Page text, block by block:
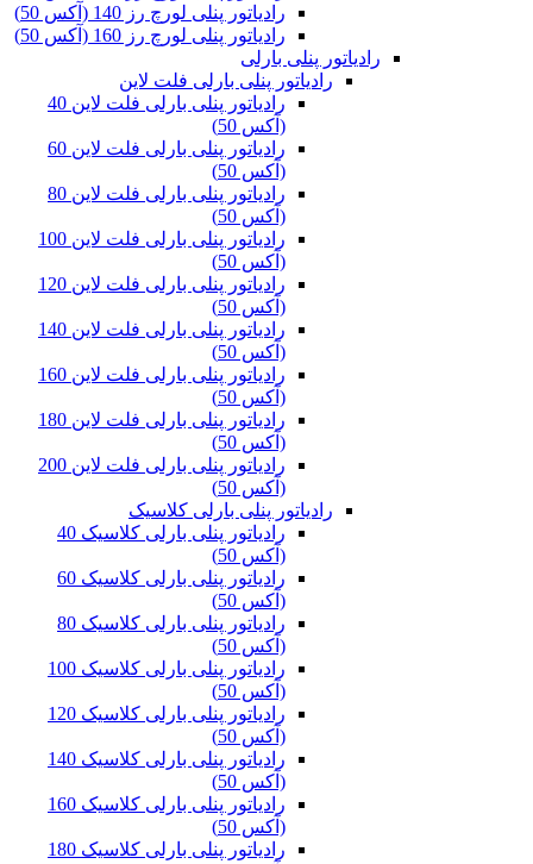
رادیاتور پنلی لورچ رز 140 (آکس 50)
رادیاتور پنلی لورچ رز 160 (آکس 50)
رادیاتور پنلی بارلی
رادیاتور پنلی بارلی فلت لاین
رادیاتور پنلی بارلی فلت لاین 40
(آکس 50)
رادیاتور پنلی بارلی فلت لاین 60
(آکس 50)
رادیاتور پنلی بارلی فلت لاین 80
(آکس 50)
رادیاتور پنلی بارلی فلت لاین 100
(آکس 50)
رادیاتور پنلی بارلی فلت لاین 120
(آکس 50)
رادیاتور پنلی بارلی فلت لاین 140
(آکس 50)
رادیاتور پنلی بارلی فلت لاین 160
(آکس 50)
رادیاتور پنلی بارلی فلت لاین 180
(آکس 50)
رادیاتور پنلی بارلی فلت لاین 200
(آکس 50)
رادیاتور پنلی بارلی کلاسیک
رادیاتور پنلی بارلی کلاسیک 40
(آکس 50)
رادیاتور پنلی بارلی کلاسیک 60
(آکس 50)
رادیاتور پنلی بارلی کلاسیک 80
(آکس 50)
رادیاتور پنلی بارلی کلاسیک 100
(آکس 50)
رادیاتور پنلی بارلی کلاسیک 120
(آکس 50)
رادیاتور پنلی بارلی کلاسیک 140
(آکس 50)
رادیاتور پنلی بارلی کلاسیک 160
(آکس 50)
رادیاتور پنلی بارلی کلاسیک 180